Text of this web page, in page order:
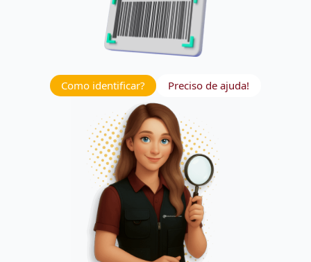
Como identificar? Preciso de ajuda!